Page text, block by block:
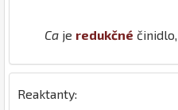
Ca je redukčné činidlo,
Reaktanty: